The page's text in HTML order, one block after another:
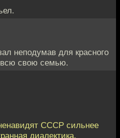
неподумав для красного
всю свою семью.
СССР сильнее
диалектика.